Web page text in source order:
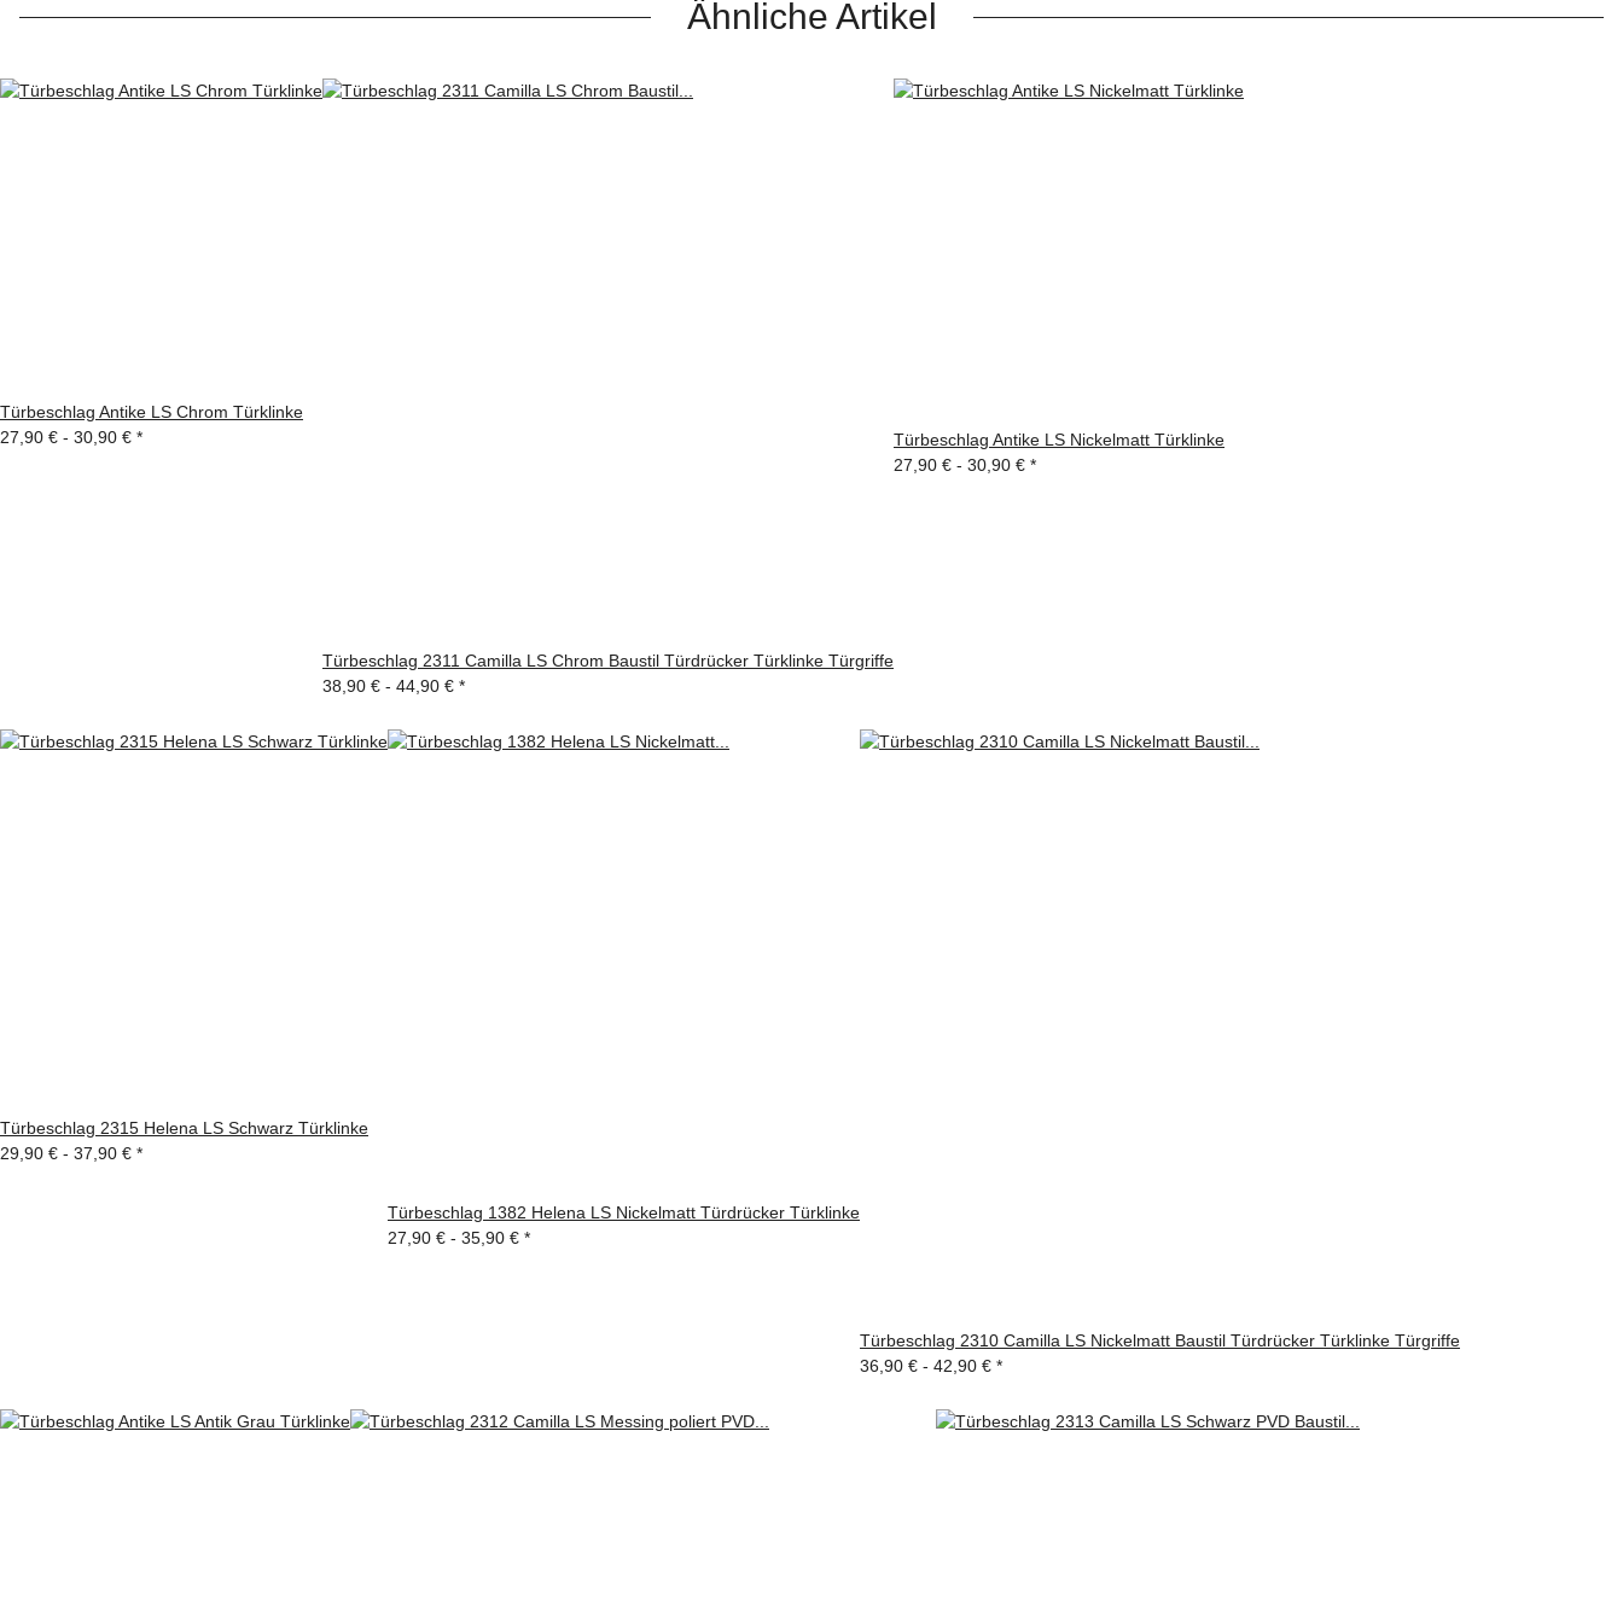
Ähnliche Artikel
Türbeschlag Antike LS Chrom Türklinke
27,90 € - 30,90 € *
Türbeschlag 2311 Camilla LS Chrom Baustil Türdrücker Türklinke Türgriffe
38,90 € - 44,90 € *
Türbeschlag Antike LS Nickelmatt Türklinke
27,90 € - 30,90 € *
Türbeschlag 2315 Helena LS Schwarz Türklinke
29,90 € - 37,90 € *
Türbeschlag 1382 Helena LS Nickelmatt Türdrücker Türklinke
27,90 € - 35,90 € *
Türbeschlag 2310 Camilla LS Nickelmatt Baustil Türdrücker Türklinke Türgriffe
36,90 € - 42,90 € *